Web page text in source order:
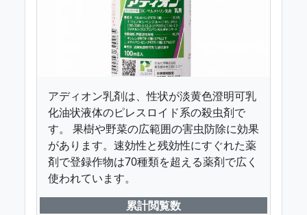
アディオン乳剤は、性状が淡黄色澄明可乳
化油状液体のピレスロイド系の殺虫剤で
す。 果樹や野菜の広範囲の害虫防除に効果
があります。速効性と残効性にすぐれた薬
剤で登録作物は70種類を超える薬剤で広く
使われています。
累計閲覧数